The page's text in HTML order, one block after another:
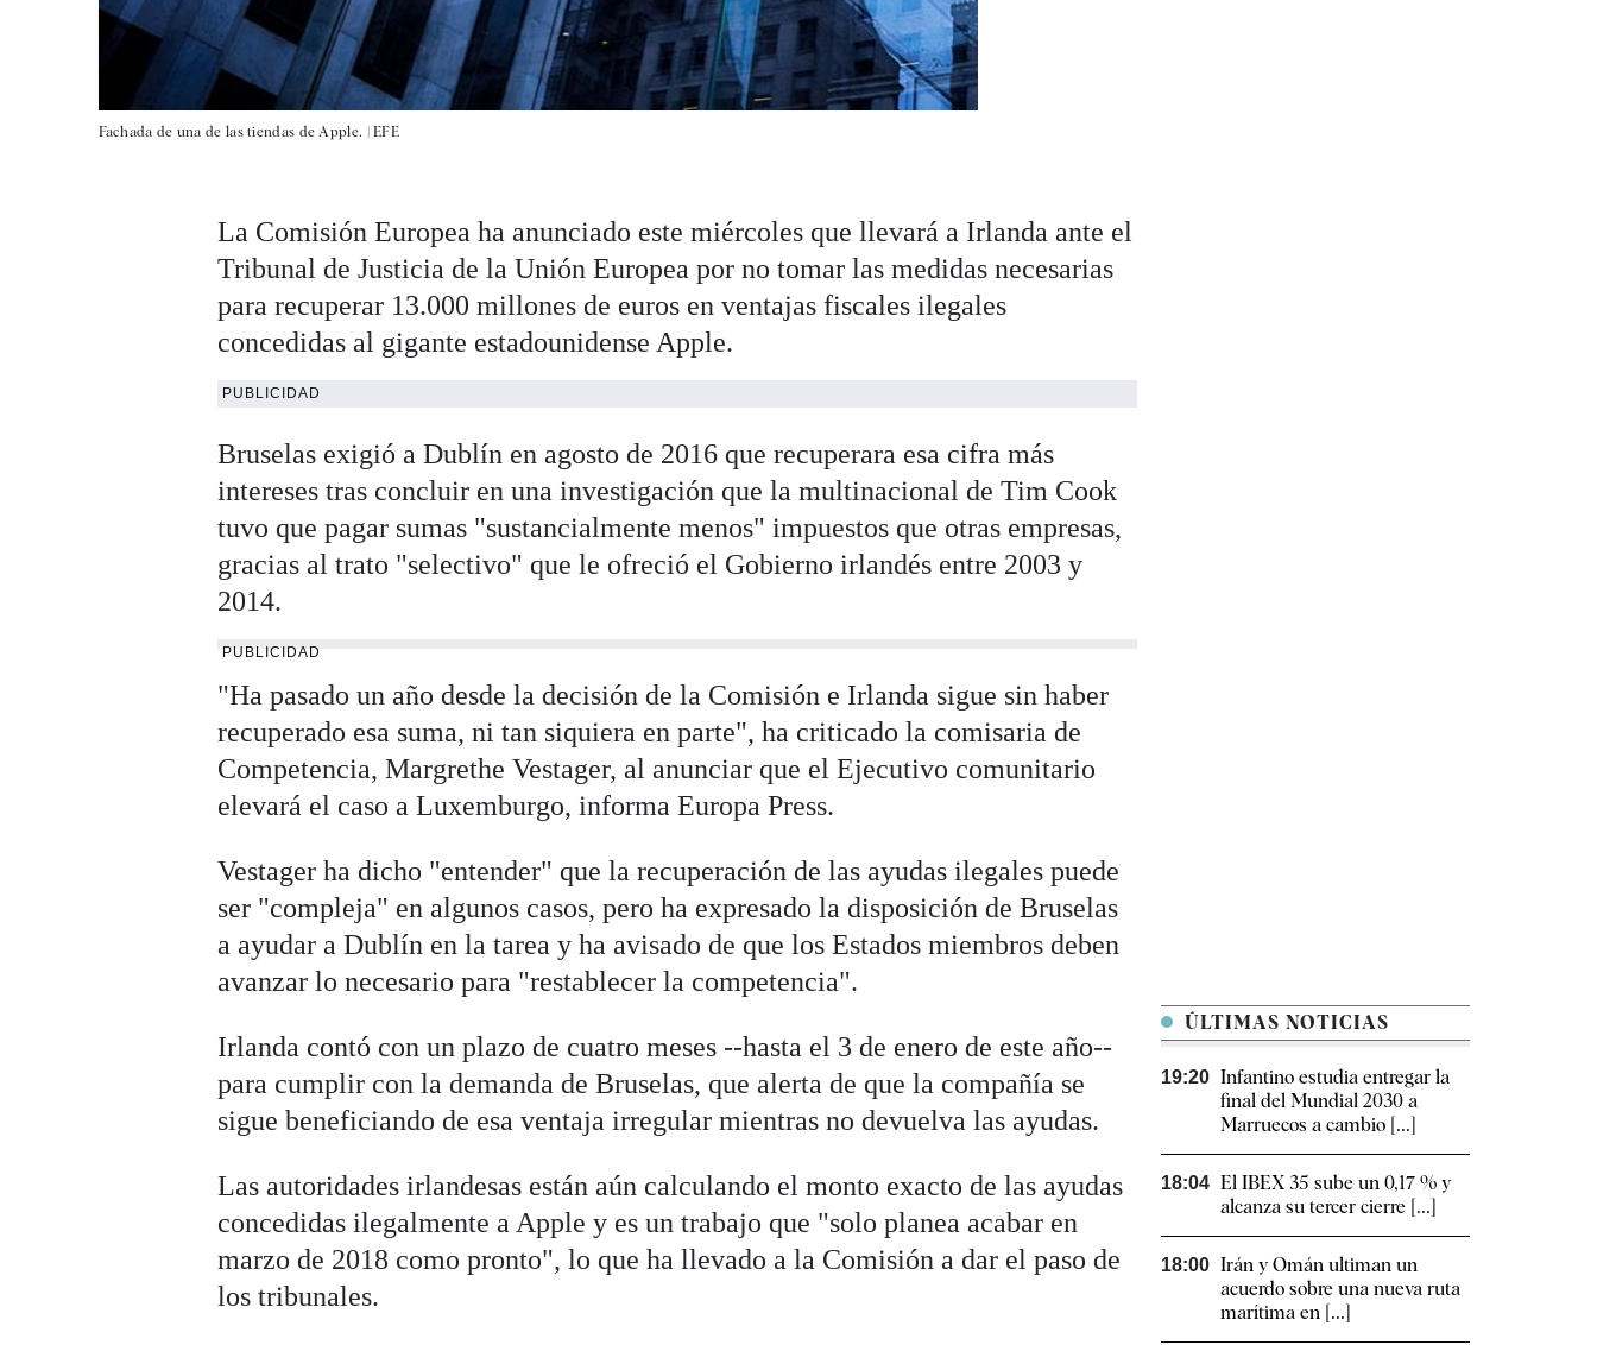
Fachada de una de las tiendas de Apple. |EFE
La Comisión Europea ha anunciado este miércoles que llevará a Irlanda ante el
Tribunal de Justicia de la Unión Europea por no tomar las medidas necesarias
para recuperar 13.000 millones de euros en ventajas fiscales ilegales
concedidas al gigante estadounidense Apple.
PUBLICIDAD
Bruselas exigió a Dublín en agosto de 2016 que recuperara esa cifra más
intereses tras concluir en una investigación que la multinacional de Tim Cook
tuvo que pagar sumas "sustancialmente menos" impuestos que otras empresas,
gracias al trato "selectivo" que le ofreció el Gobierno irlandés entre 2003 y
2014.
PUBLICIDAD
"Ha pasado un año desde la decisión de la Comisión e Irlanda sigue sin haber
recuperado esa suma, ni tan siquiera en parte", ha criticado la comisaria de
Competencia, Margrethe Vestager, al anunciar que el Ejecutivo comunitario
elevará el caso a Luxemburgo, informa Europa Press.
Vestager ha dicho "entender" que la recuperación de las ayudas ilegales puede
ser "compleja" en algunos casos, pero ha expresado la disposición de Bruselas
a ayudar a Dublín en la tarea y ha avisado de que los Estados miembros deben
avanzar lo necesario para "restablecer la competencia".
Irlanda contó con un plazo de cuatro meses --hasta el 3 de enero de este año--
para cumplir con la demanda de Bruselas, que alerta de que la compañía se
sigue beneficiando de esa ventaja irregular mientras no devuelva las ayudas.
Las autoridades irlandesas están aún calculando el monto exacto de las ayudas
concedidas ilegalmente a Apple y es un trabajo que "solo planea acabar en
marzo de 2018 como pronto", lo que ha llevado a la Comisión a dar el paso de
los tribunales.
ÚLTIMAS NOTICIAS
19:20 Infantino estudia entregar la
final del Mundial 2030 a
Marruecos a cambio [...]
18:04 El IBEX 35 sube un 0,17 % y
alcanza su tercer cierre [...]
18:00 Irán y Omán ultiman un
acuerdo sobre una nueva ruta
marítima en [...]